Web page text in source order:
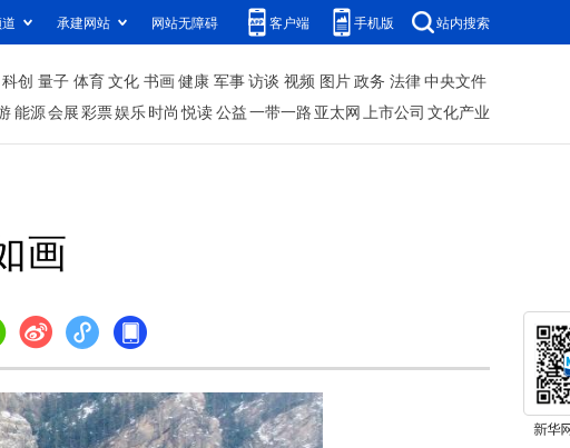
承建网站 网站无障碍 客户端 手机版 站内搜索
科创 量子 体育文化 书画健康 军事访谈 视频 图片政务 法律中央文件
能源会展彩票娱乐时尚 悦读公益一带一路 亚太网上市公司 文化产业
画